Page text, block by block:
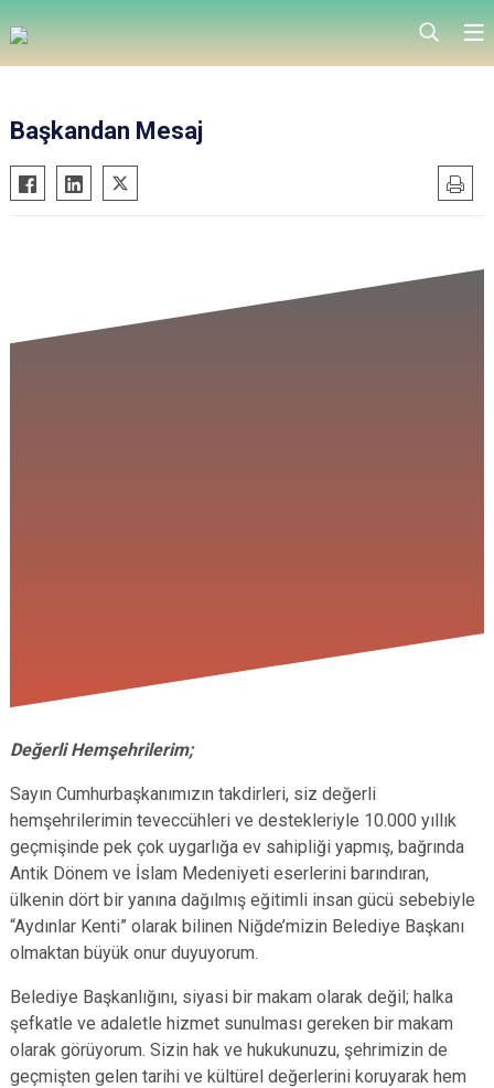
Başkandan Mesaj
Değerli Hemşehrilerim;
Sayın Cumhurbaşkanımızın takdirleri, siz değerli
hemşehrilerimin teveccühleri ve destekleriyle 10.000 yıllık
geçmişinde pek çok uygarlığa ev sahipliği yapmış, bağrında
Antik Dönem ve İslam Medeniyeti eserlerini barındıran,
ülkenin dört bir yanına dağılmış eğitimli insan gücü sebebiyle
“Aydınlar Kenti” olarak bilinen Niğde’mizin Belediye Başkanı
olmaktan büyük onur duyuyorum.
Belediye Başkanlığını, siyasi bir makam olarak değil; halka
şefkatle ve adaletle hizmet sunulması gereken bir makam
olarak görüyorum. Sizin hak ve hukukunuzu, şehrimizin de
geçmişten gelen tarihi ve kültürel değerlerini koruyarak hem